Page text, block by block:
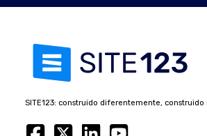
SITE123: construido diferentemente, construido